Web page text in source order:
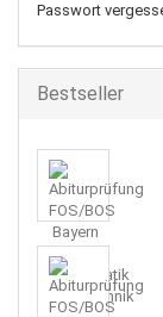
Passwort
Bestseller